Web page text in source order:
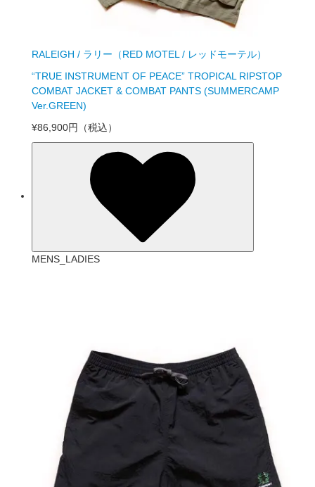
RALEIGH / ラリー（RED MOTEL / レッドモーテル）
“TRUE INSTRUMENT OF PEACE” TROPICAL RIPSTOP
COMBAT JACKET & COMBAT PANTS (SUMMERCAMP
Ver.GREEN)
¥86,900円
（税込）
MENS_LADIES